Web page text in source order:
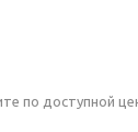
по доступной